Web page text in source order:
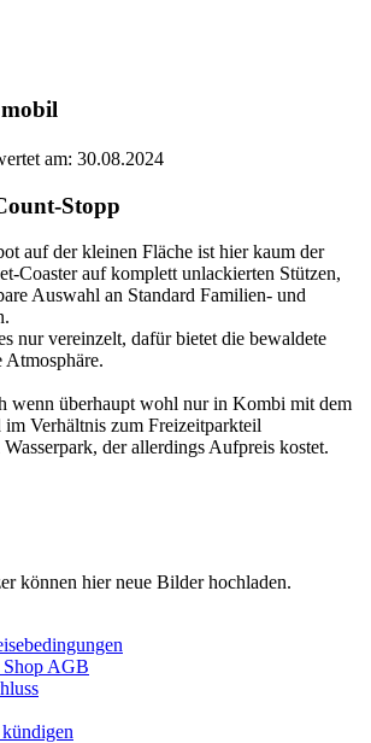
am: 30.08.2024
Stopp
auf der kleinen Fläche ist hier kaum der
Coaster auf komplett unlackierten Stützen,
Auswahl an Standard Familien- und
nur vereinzelt, dafür bietet die bewaldete
Atmosphäre.
wenn überhaupt wohl nur in Kombi mit dem
im Verhältnis zum Freizeitparkteil
der allerdings Aufpreis kostet.
können hier neue Bilder hochladen.
Shop AGB